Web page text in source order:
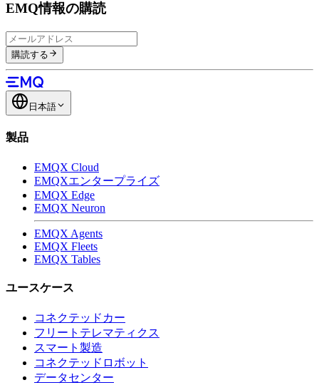
EMQ情報の購読
購読する
日本語
製品
EMQX Cloud
EMQXエンタープライズ
EMQX Edge
EMQX Neuron
EMQX Agents
EMQX Fleets
EMQX Tables
ユースケース
コネクテッドカー
フリートテレマティクス
スマート製造
コネクテッドロボット
データセンター